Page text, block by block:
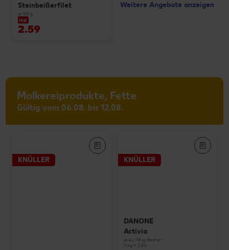
Steinbeißerfilet
je 100 g
nur
2.59
Weitere Angebote anzeigen
Molkereiprodukte, Fette
Gültig vom 06.08. bis 12.08.
KNÜLLER KNÜLLER
DANONE
Activia
je 4 x 115-g-Becher
(1 kg = 2.81)